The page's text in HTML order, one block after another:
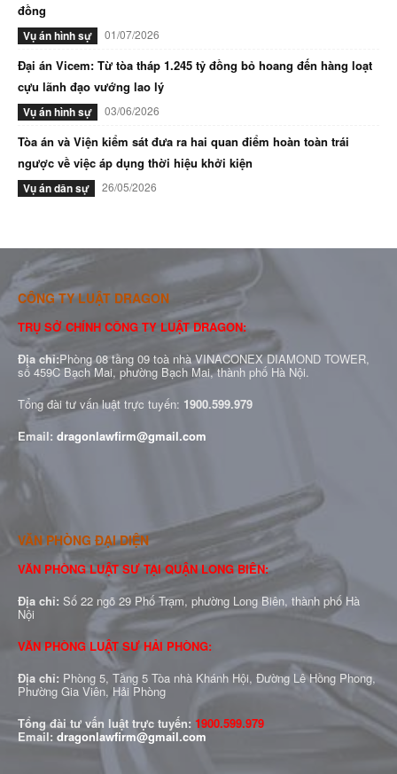
đồng
Vụ án hình sự 01/07/2026
Đại án Vicem: Từ tòa tháp 1.245 tỷ đồng bỏ hoang đến hàng loạt
cựu lãnh đạo vướng lao lý
Vụ án hình sự 03/06/2026
Tòa án và Viện kiểm sát đưa ra hai quan điểm hoàn toàn trái
ngược về việc áp dụng thời hiệu khởi kiện
Vụ án dân sự 26/05/2026
CÔNG TY LUẬT DRAGON
TRỤ SỞ CHÍNH CÔNG TY LUẬT DRAGON:
Địa chỉ:Phòng 08 tầng 09 toà nhà VINACONEX DIAMOND TOWER,
số 459C Bạch Mai, phường Bạch Mai, thành phố Hà Nội.
Tổng đài tư vấn luật trực tuyến: 1900.599.979
Email: dragonlawfirm@gmail.com
VĂN PHÒNG ĐẠI DIỆN
VĂN PHÒNG LUẬT SƯ TẠI QUẬN LONG BIÊN:
Địa chỉ: Số 22 ngõ 29 Phố Trạm, phường Long Biên, thành phố Hà
Nội
VĂN PHÒNG LUẬT SƯ HẢI PHÒNG:
Địa chỉ: Phòng 5, Tầng 5 Tòa nhà Khánh Hội, Đường Lê Hồng Phong,
Phường Gia Viên, Hải Phòng
Tổng đài tư vấn luật trực tuyến: 1900.599.979
Email: dragonlawfirm@gmail.com